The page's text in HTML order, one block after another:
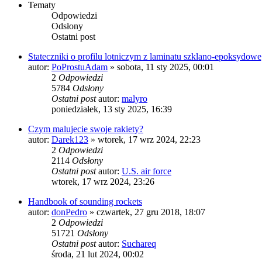
Tematy
Odpowiedzi
Odsłony
Ostatni post
Stateczniki o profilu lotniczym z laminatu szklano-
autor: PoProstuAdam » sobota, 11 sty 2025, 00:01
2 Odpowiedzi
5784 Odsłony
Ostatni postautor: malyro
poniedziałek, 13 sty 2025, 16:39
Czym malujecie swoje rakiety?
autor: Darek123 » wtorek, 17 wrz 2024, 22:23
2 Odpowiedzi
2114 Odsłony
Ostatni postautor: U.S. air force
wtorek, 17 wrz 2024, 23:26
Handbook of sounding rockets
autor: donPedro » czwartek, 27 gru 2018, 18:07
2 Odpowiedzi
51721 Odsłony
Ostatni postautor: Suchareq
środa, 21 lut 2024, 00:02